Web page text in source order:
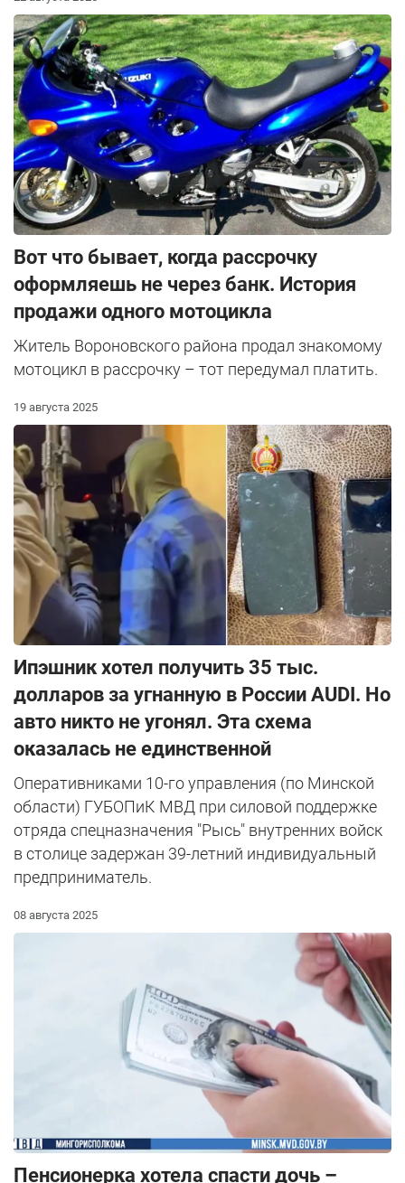
Вот что бывает, когда рассрочку
оформляешь не через банк. История
продажи одного мотоцикла
Житель Вороновского района продал знакомому
мотоцикл в рассрочку – тот передумал платить.
19 августа 2025
Ипэшник хотел получить 35 тыс.
долларов за угнанную в России AUDI. Но
авто никто не угонял. Эта схема
оказалась не единственной
Оперативниками 10-го управления (по Минской
области) ГУБОПиК МВД при силовой поддержке
отряда спецназначения "Рысь" внутренних войск
в столице задержан 39-летний индивидуальный
предприниматель.
08 августа 2025
Пенсионерка хотела спасти дочь –